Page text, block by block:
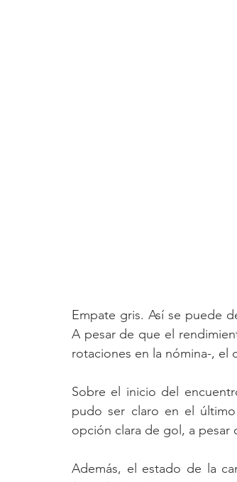
Empate gris. Así se puede
A pesar de que el
rotaciones en la nómina-, el
Sobre el inicio del
pudo ser claro en el
opción clara de gol, a pesar
Además, el estado de la